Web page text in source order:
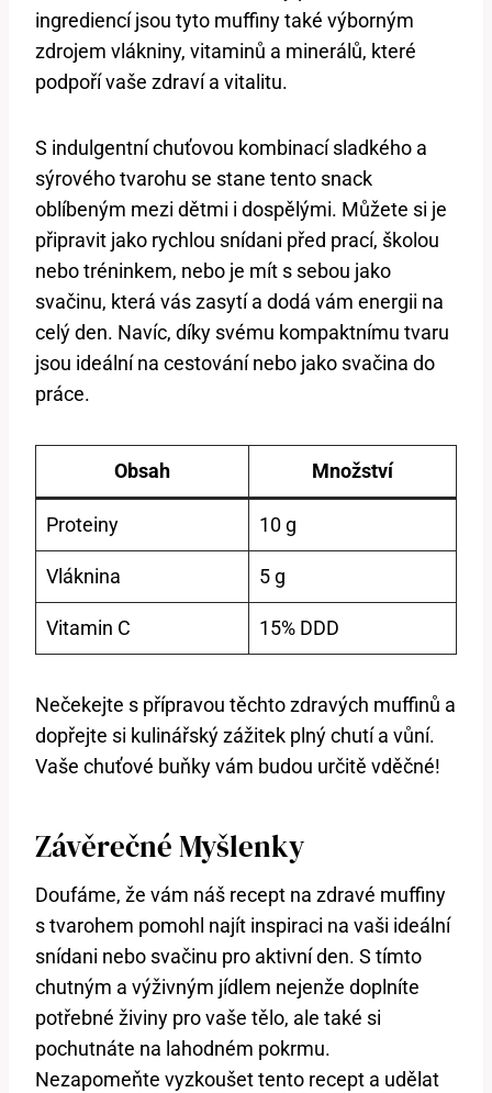
ingrediencí jsou tyto muffiny také výborným
zdrojem vlákniny, vitaminů a minerálů, které
podpoří vaše zdraví a vitalitu.
S indulgentní chuťovou kombinací sladkého a
sýrového tvarohu se stane tento snack
oblíbeným mezi dětmi i dospělými. Můžete si je
připravit jako rychlou snídani před prací, školou
nebo tréninkem, nebo je mít s sebou jako
svačinu, která vás zasytí a dodá vám energii na
celý den. Navíc, díky svému kompaktnímu tvaru
jsou ideální na cestování nebo jako svačina do
práce.
Obsah Množství
Proteiny 10 g
Vláknina 5 g
Vitamin C 15% DDD
Nečekejte s přípravou těchto zdravých muffinů a
dopřejte si kulinářský zážitek plný chutí a vůní.
Vaše chuťové buňky vám budou určitě vděčné!
Závěrečné Myšlenky
Doufáme, že vám náš recept na zdravé muffiny
s tvarohem pomohl najít inspiraci na vaši ideální
snídani nebo svačinu pro aktivní den. S tímto
chutným a výživným jídlem nejenže doplníte
potřebné živiny pro vaše tělo, ale také si
pochutnáte na lahodném pokrmu.
Nezapomeňte vyzkoušet tento recept a udělat